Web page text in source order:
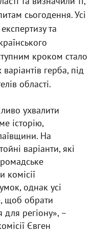
сьогодення. Усі
та
кроком стало
герба, під
області.
ухвалити
історію,
На
варіанти, які
комісії
однак усі
щоб обрати
регіону», –
Євген